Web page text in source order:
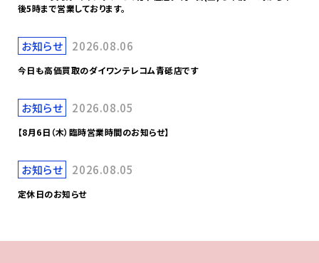
後5時まで営業しております。
お知らせ 2026.08.06
今日も高価買取のダイワンテレコム青砥店です
お知らせ 2026.08.05
【8月6日（木）臨時営業時間のお知らせ】
お知らせ 2026.08.05
定休日のお知らせ